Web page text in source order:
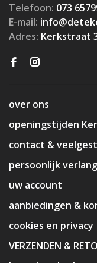
Telefoon: 073
E-mail:
Adres: Kerkstraat
over ons
openingstijden
contact &
persoonlijk
uw account
aanbiedingen &
cookies en privacy
VERZENDEN &